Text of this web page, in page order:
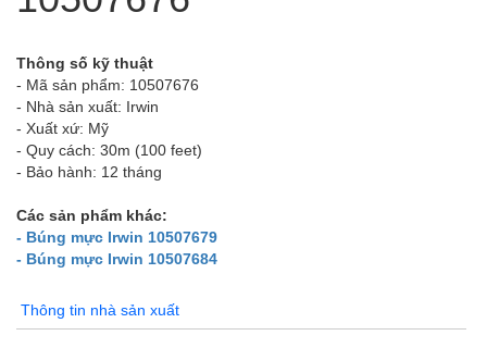
Thông số kỹ thuật
- Mã sản phẩm: 10507676
- Nhà sản xuất: Irwin
- Xuất xứ: Mỹ
- Quy cách: 30m (100 feet)
- Bảo hành: 12 tháng
Các sản phẩm khác:
- Búng mực Irwin 10507679
- Búng mực Irwin 10507684
Thông tin nhà sản xuất